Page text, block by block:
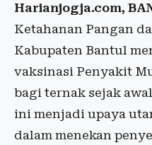
Harianjogja.com,
Ketahanan Pangan
Kabupaten Bantul
vaksinasi Penyakit
bagi ternak sejak
ini menjadi upaya
dalam menekan